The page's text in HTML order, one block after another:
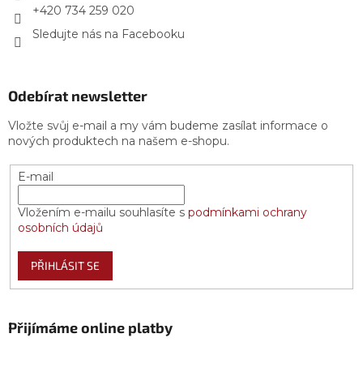
+420 734 259 020
Sledujte nás na Facebooku
Odebírat newsletter
Vložte svůj e-mail a my vám budeme zasílat informace o
nových produktech na našem e-shopu.
E-mail
Vložením e-mailu souhlasíte s podmínkami ochrany
osobních údajů
PŘIHLÁSIT SE
Přijímáme online platby